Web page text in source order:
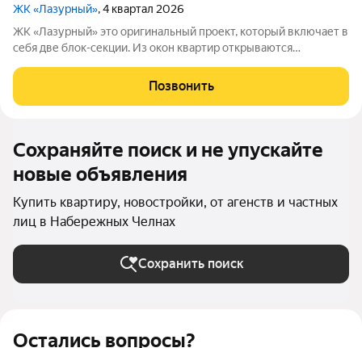
Остались вопросы?
ЖК «Лазурный», 4 квартал 2026
ЖК «Лазурный» это оригинальный проект, который включает в
себя две блок-секции. Из окон квартир открываются
этажа из квартир можно любоваться прекрасными видами на
реку. Вблизи находятся
Позвонить
Сохраняйте поиск и не упускайте
новые объявления
Купить квартиру, новостройки, от агенств и частных
лиц в Набережных Челнах
Сохранить поиск